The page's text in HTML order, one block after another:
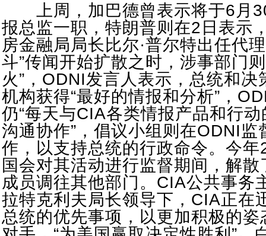
上周，加巴德曾表示将于6月
报总监一职，特朗普则在2日表示
房金融局局长比尔·普尔特出任代
斗”传闻开始扩散之时，涉事部门
火”，ODNI发言人表示，总统和决
机构获得“最好的情报和分析”，
仍“每天与CIA各类情报产品和行
沟通协作”，倡议小组则在ODNI监
作，以支持总统的行政命令。今
国会对其活动进行监督期间，解
成员调往其他部门。CIA公共事务
拉特克利夫局长领导下，CIA正在
总统的优先事项，以更加积极的